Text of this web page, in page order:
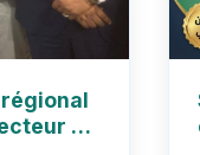
régional
de